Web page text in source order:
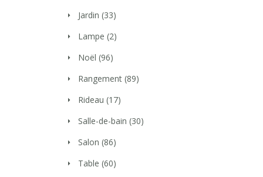
Jardin (33)
Lampe (2)
Noël (96)
Rangement (89)
Rideau (17)
Salle-de-bain (30)
Salon (86)
Table (60)